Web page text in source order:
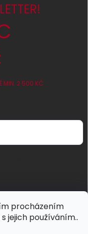
procházením
jejich používáním..
MIN. 2 500 KČ